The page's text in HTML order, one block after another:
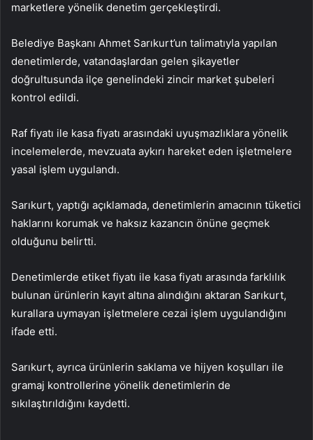
marketlere yönelik denetim gerçekleştirdi.
Belediye Başkanı Ahmet Sarıkurt’un talimatıyla yapılan
denetimlerde, vatandaşlardan gelen şikayetler
doğrultusunda ilçe genelindeki zincir market şubeleri
kontrol edildi.
Raf fiyatı ile kasa fiyatı arasındaki uyuşmazlıklara yönelik
incelemelerde, mevzuata aykırı hareket eden işletmelere
yasal işlem uygulandı.
Sarıkurt, yaptığı açıklamada, denetimlerin amacının tüketici
haklarını korumak ve haksız kazancın önüne geçmek
olduğunu belirtti.
Denetimlerde etiket fiyatı ile kasa fiyatı arasında farklılık
bulunan ürünlerin kayıt altına alındığını aktaran Sarıkurt,
kurallara uymayan işletmelere cezai işlem uygulandığını
ifade etti.
Sarıkurt, ayrıca ürünlerin saklama ve hijyen koşulları ile
gramaj kontrollerine yönelik denetimlerin de
sıkılaştırıldığını kaydetti.